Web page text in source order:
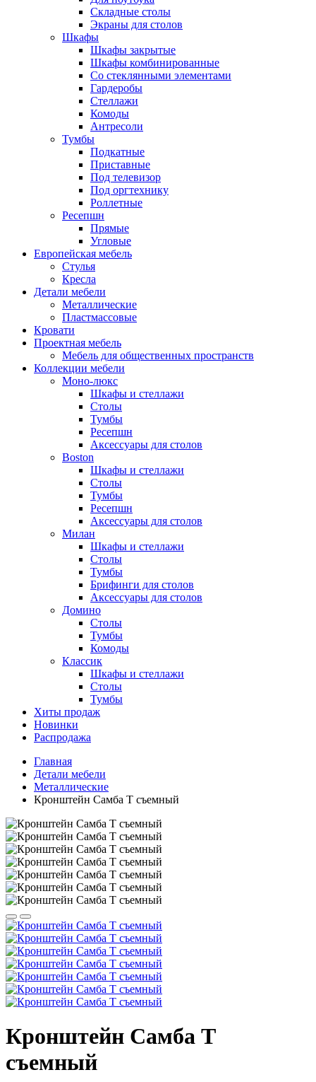
Складные столы
Экраны для столов
Шкафы
Шкафы закрытые
Шкафы комбинированные
Со стеклянными элементами
Гардеробы
Стеллажи
Комоды
Антресоли
Тумбы
Подкатные
Приставные
Под телевизор
Под оргтехнику
Роллетные
Ресепшн
Прямые
Угловые
Европейская мебель
Стулья
Кресла
Детали мебели
Металлические
Пластмассовые
Кровати
Проектная мебель
Мебель для общественных пространств
Коллекции мебели
Моно-люкс
Шкафы и стеллажи
Столы
Тумбы
Ресепшн
Аксессуары для столов
Boston
Шкафы и стеллажи
Столы
Тумбы
Ресепшн
Аксессуары для столов
Милан
Шкафы и стеллажи
Столы
Тумбы
Брифинги для столов
Аксессуары для столов
Домино
Столы
Тумбы
Комоды
Классик
Шкафы и стеллажи
Столы
Тумбы
Хиты продаж
Новинки
Распродажа
Главная
Детали мебели
Металлические
Кронштейн Самба T съемный
Кронштейн Самба T
съемный